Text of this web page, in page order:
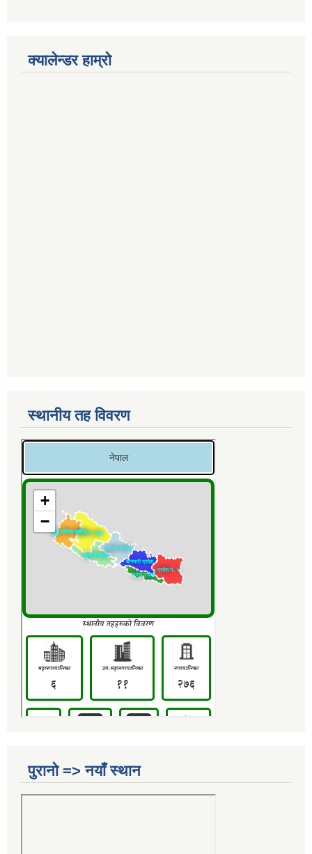
क्यालेन्डर हाम्रो
स्थानीय तह विवरण
पुरानो => नयाँ स्थान